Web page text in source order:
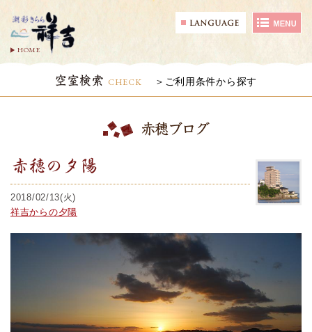
HOME
空室検索 CHECK ご利用条件から探す
赤穂ブログ
赤穂の夕陽
2018/02/13(火)
祥吉からの夕陽